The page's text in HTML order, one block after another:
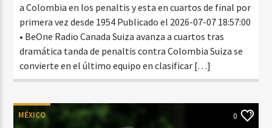
a Colombia en los penaltis y esta en cuartos de final por
primera vez desde 1954 Publicado el 2026-07-07 18:57:00
• BeOne Radio Canada Suiza avanza a cuartos tras
dramática tanda de penaltis contra Colombia Suiza se
convierte en el último equipo en clasificar […]
MÉXICO 0